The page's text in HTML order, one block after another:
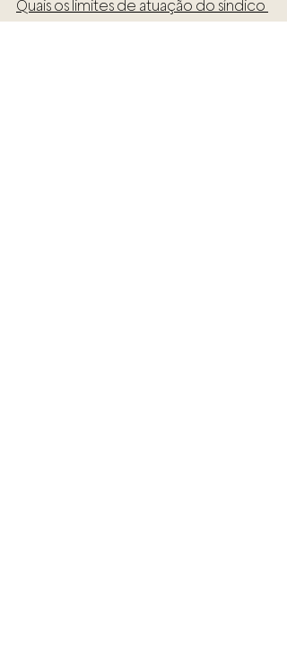
Quais os limites de atuação do síndico
perante os condôminos?